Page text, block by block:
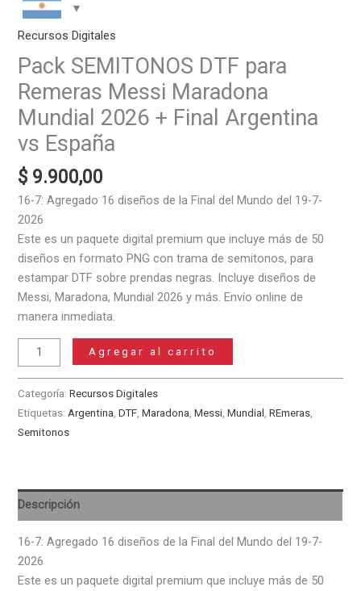
Recursos Digitales
Pack SEMITONOS DTF para
Remeras Messi Maradona
Mundial 2026 + Final Argentina
vs España
$ 9.900,00
16-7: Agregado 16 diseños de la Final del Mundo del 19-7-
2026
Este es un paquete digital premium que incluye más de 50
diseños en formato PNG con trama de semitonos, para
estampar DTF sobre prendas negras. Incluye diseños de
Messi, Maradona, Mundial 2026 y más. Envío online de
manera inmediata.
Pack
SEMITONOS
2026
+
Final
Argentina
vs
Agregar al carrito
Categoría:Recursos Digitales
Etiquetas: Argentina ,DTF ,Maradona ,Messi ,Mundial ,REmeras
Semitonos
Descripción
16-7: Agregado 16 diseños de la Final del Mundo del 19-7-
2026
Este es un paquete digital premium que incluye más de 50